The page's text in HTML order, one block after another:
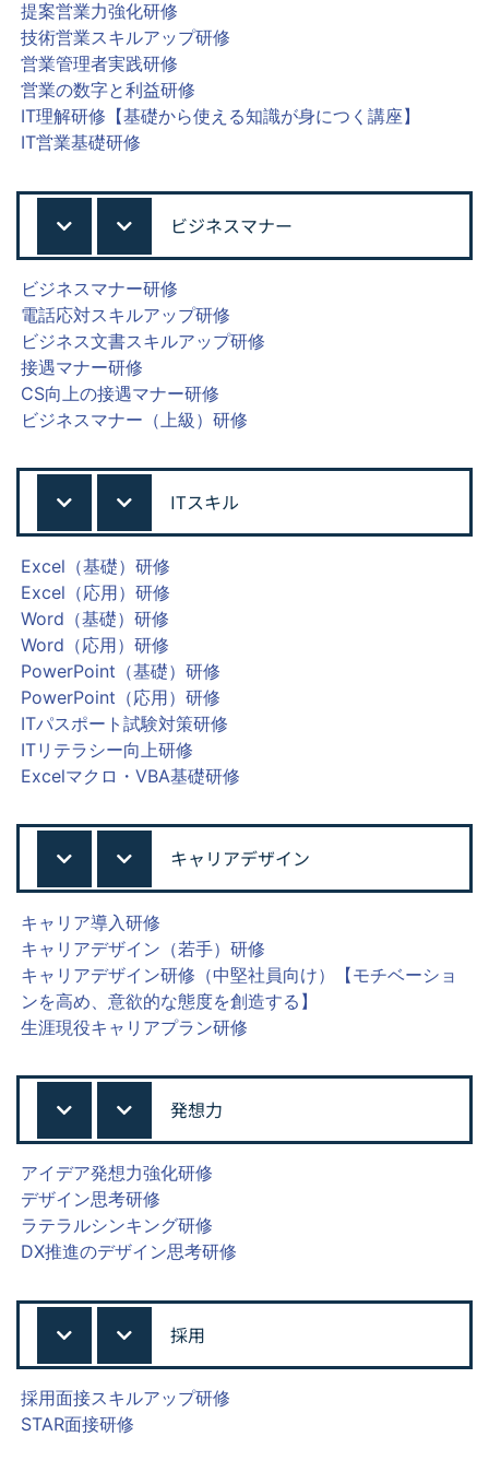
提案営業力強化研修
技術営業スキルアップ研修
営業管理者実践研修
営業の数字と利益研修
IT理解研修【基礎から使える知識が身につく講座】
IT営業基礎研修
ビジネスマナー
ビジネスマナー研修
電話応対スキルアップ研修
ビジネス文書スキルアップ研修
接遇マナー研修
CS向上の接遇マナー研修
ビジネスマナー（上級）研修
ITスキル
Excel（基礎）研修
Excel（応用）研修
Word（基礎）研修
Word（応用）研修
PowerPoint（基礎）研修
PowerPoint（応用）研修
ITパスポート試験対策研修
ITリテラシー向上研修
Excelマクロ・VBA基礎研修
キャリアデザイン
キャリア導入研修
キャリアデザイン（若手）研修
キャリアデザイン研修（中堅社員向け）【モチベーショ
ンを高め、意欲的な態度を創造する】
生涯現役キャリアプラン研修
発想力
アイデア発想力強化研修
デザイン思考研修
ラテラルシンキング研修
DX推進のデザイン思考研修
採用
採用面接スキルアップ研修
STAR面接研修